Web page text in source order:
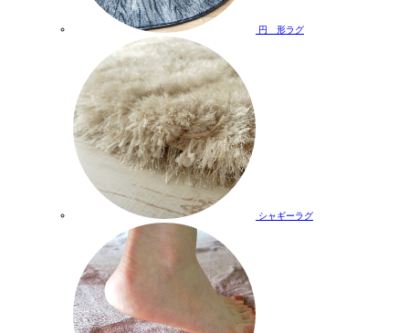
円 形ラグ
シャギーラグ